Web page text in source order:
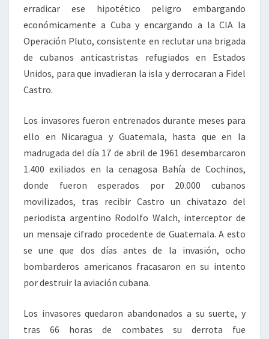
erradicar ese hipotético peligro embargando
económicamente a Cuba y encargando a la CIA la
Operación Pluto, consistente en reclutar una brigada
de cubanos anticastristas refugiados en Estados
Unidos, para que invadieran la isla y derrocaran a Fidel
Castro.
Los invasores fueron entrenados durante meses para
ello en Nicaragua y Guatemala, hasta que en la
madrugada del día 17 de abril de 1961 desembarcaron
1.400 exiliados en la cenagosa Bahía de Cochinos,
donde fueron esperados por 20.000 cubanos
movilizados, tras recibir Castro un chivatazo del
periodista argentino Rodolfo Walch, interceptor de
un mensaje cifrado procedente de Guatemala. A esto
se une que dos días antes de la invasión, ocho
bombarderos americanos fracasaron en su intento
por destruir la aviación cubana.
Los invasores quedaron abandonados a su suerte, y
tras 66 horas de combates su derrota fue